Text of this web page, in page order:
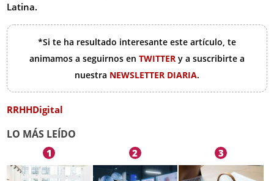
Latina.
*Si te ha resultado interesante este artículo, te
animamos a seguirnos en TWITTER y a suscribirte a
nuestra NEWSLETTER DIARIA.
RRHHDigital
LO MÁS LEÍDO
1 2 3